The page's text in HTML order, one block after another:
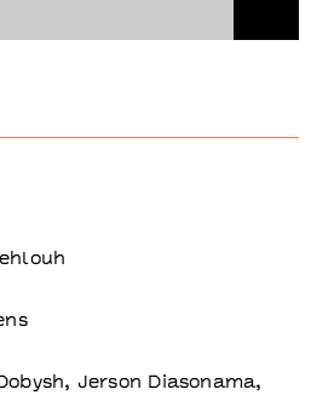
Jerson Diasonama,